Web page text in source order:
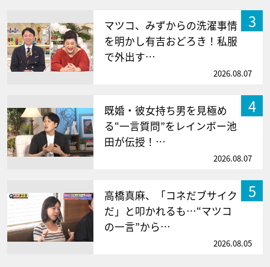
3
マツコ、みずからの洗濯事情
を明かし有吉おどろき！私服
で外出す…
2026.08.07
4
既婚・彼女持ち男を見極め
る“一言質問”をレインボー池
田が伝授！…
2026.08.07
5
高橋真麻、「コネだブサイク
だ」と叩かれるも…“マツコ
の一言”から…
2026.08.05